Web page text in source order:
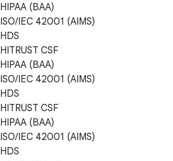
HIPAA (BAA)
ISO/IEC 42001 (AIMS)
HDS
HITRUST CSF
HIPAA (BAA)
ISO/IEC 42001 (AIMS)
HDS
HITRUST CSF
HIPAA (BAA)
ISO/IEC 42001 (AIMS)
HDS